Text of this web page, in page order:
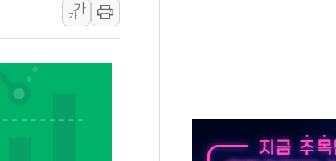
NH농협금융, '경영계획 Review' 첫 도입…하반기 전략 점검
신창재 교보생명 의장 "수수료 분급제, 보험업계 '머니게임' 바로잡을
'반도체 독주' 끝나나…이번 달 非반도체가 더 뛰었다
가
가